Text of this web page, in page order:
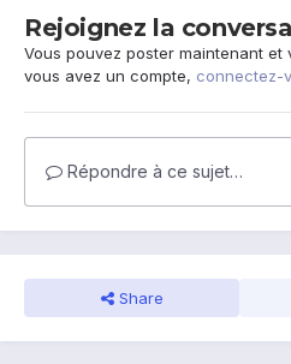
Rejoignez la
Vous pouvez poster maintenant et
vous avez un compte, connectez-
Répondre à ce sujet…
Share